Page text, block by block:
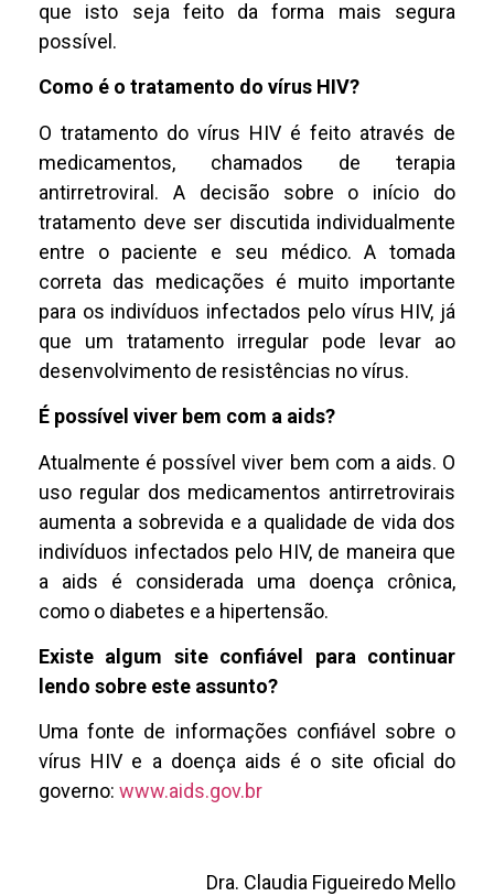
que isto seja feito da forma mais segura
possível.
Como é o tratamento do vírus HIV?
O tratamento do vírus HIV é feito através de
medicamentos, chamados de terapia
antirretroviral. A decisão sobre o início do
tratamento deve ser discutida individualmente
entre o paciente e seu médico. A tomada
correta das medicações é muito importante
para os indivíduos infectados pelo vírus HIV, já
que um tratamento irregular pode levar ao
desenvolvimento de resistências no vírus.
É possível viver bem com a aids?
Atualmente é possível viver bem com a aids. O
uso regular dos medicamentos antirretrovirais
aumenta a sobrevida e a qualidade de vida dos
indivíduos infectados pelo HIV, de maneira que
a aids é considerada uma doença crônica,
como o diabetes e a hipertensão.
Existe algum site confiável para continuar
lendo sobre este assunto?
Uma fonte de informações confiável sobre o
vírus HIV e a doença aids é o site oficial do
governo: www.aids.gov.br
Dra. Claudia Figueiredo Mello